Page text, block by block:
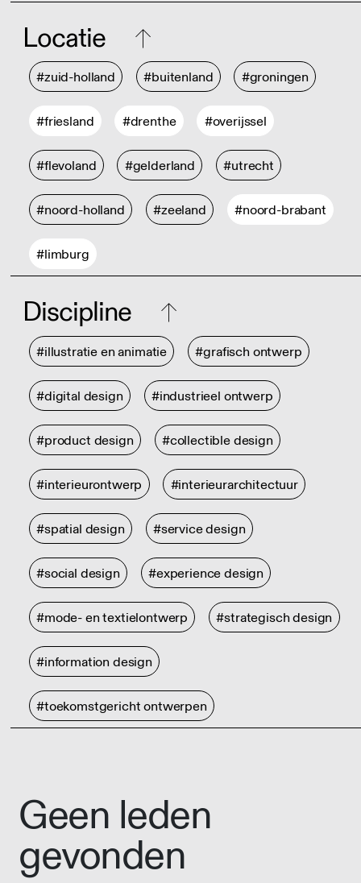
Locatie
#zuid-holland #buitenland #groningen
#friesland #drenthe #overijssel
#flevoland #gelderland #utrecht
#noord-holland #zeeland #noord-brabant
#limburg
Discipline
#illustratie en animatie #grafisch ontwerp
#digital design #industrieel ontwerp
#product design #collectible design
#interieurontwerp #interieurarchitectuur
#spatial design #service design
#social design #experience design
#mode- en textielontwerp #strategisch design
#information design
#toekomstgericht ontwerpen
Geen leden
gevonden